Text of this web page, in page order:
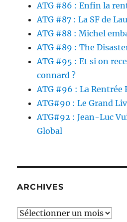
ATG #86 : Enfin la
ATG #87 : La SF de
ATG #88 : Michel
ATG #89 : The
ATG #95 : Et si on
connard ?
ATG #96 : La Rentrée
ATG#90 : Le Grand
ATG#92 : Jean-Luc
Global
ARCHIVES
Archives